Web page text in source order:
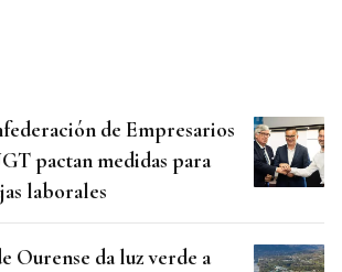
de Empresarios
pactan medidas para
laborales
Ourense da luz verde a